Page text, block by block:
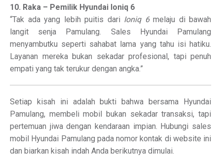
10. Raka – Pemilik Hyundai Ioniq 6
“Tak ada yang lebih puitis dari Ioniq 6melaju di bawah
langit senja Pamulang. Sales Hyundai Pamulang
menyambutku seperti sahabat lama yang tahu isi hatiku.
Layanan mereka bukan sekadar profesional, tapi penuh
empati yang tak terukur dengan angka.”
Setiap kisah ini adalah bukti bahwa bersama Hyundai
Pamulang, membeli mobil bukan sekadar transaksi, tapi
pertemuan jiwa dengan kendaraan impian. Hubungi sales
mobil Hyundai Pamulang pada nomor kontak di website ini
dan biarkan kisah indah Anda berikutnya dimulai.